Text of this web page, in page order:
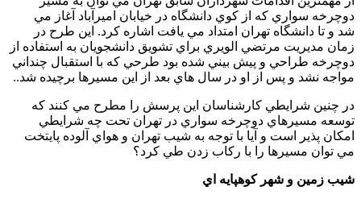
دوچرخه سواري که از کوي دانشگاه در خيابان اميرآباد آغاز مي
شد و تا دانشگاه تهران امتداد مي يافت اشاره کرد. اين طرح در
زمان مديريت مرتضي الويري براي تشويق دانشجويان به استفاده از
دوچرخه طراحي و پيش بيني شده بود طرحي که با استقبال چنداني
مواجه نشد و پس از او در سال هاي بعد از اين مسيرها برچيده شد..
در چنين شرايطي کارشناسان اين پرسش را مطرح مي کنند که
توسعه مسيرهاي دوچرخه سواري در تهران تحت چه شرايطي
امکان پذير است و آيا با توجه به شيب تهران و هواي آلوده پايتخت
مي توان مسيرها را با رکاب زدن طي کرد؟
شيب زمين و شهر کوهپايه اي